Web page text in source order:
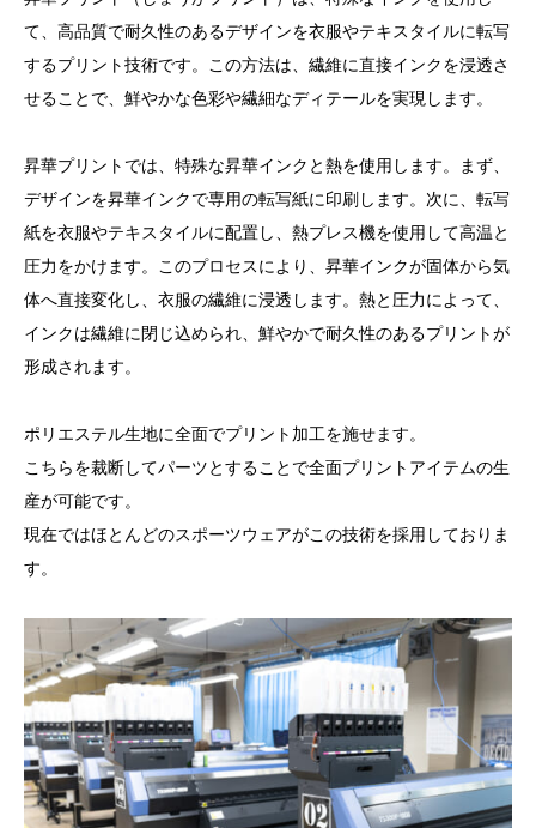
て、高品質で耐久性のあるデザインを衣服やテキスタイルに転写
するプリント技術です。この方法は、繊維に直接インクを浸透さ
せることで、鮮やかな色彩や繊細なディテールを実現します。
昇華プリントでは、特殊な昇華インクと熱を使用します。まず、
デザインを昇華インクで専用の転写紙に印刷します。次に、転写
紙を衣服やテキスタイルに配置し、熱プレス機を使用して高温と
圧力をかけます。このプロセスにより、昇華インクが固体から気
体へ直接変化し、衣服の繊維に浸透します。熱と圧力によって、
インクは繊維に閉じ込められ、鮮やかで耐久性のあるプリントが
形成されます。
ポリエステル生地に全面でプリント加工を施せます。
こちらを裁断してパーツとすることで全面プリントアイテムの生
産が可能です。
現在ではほとんどのスポーツウェアがこの技術を採用しておりま
す。